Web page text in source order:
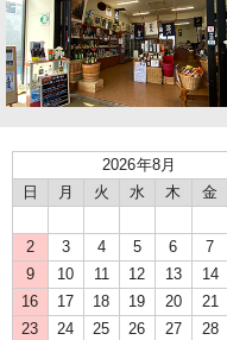
2026年8月
日
月 火 水 木 金
2
3 4 5 6 7
9
10 11 12 13 14
16
17 18 19 20 21
23
24 25 26 27 28